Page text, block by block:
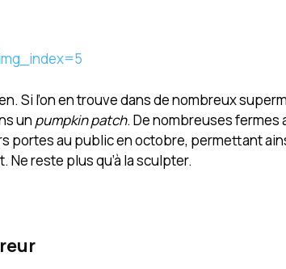
Si l’on en trouve dans de nombreux
un pumpkin patch. De nombreuses fermes
portes au public en octobre, permettant
Ne reste plus qu’à la sculpter.